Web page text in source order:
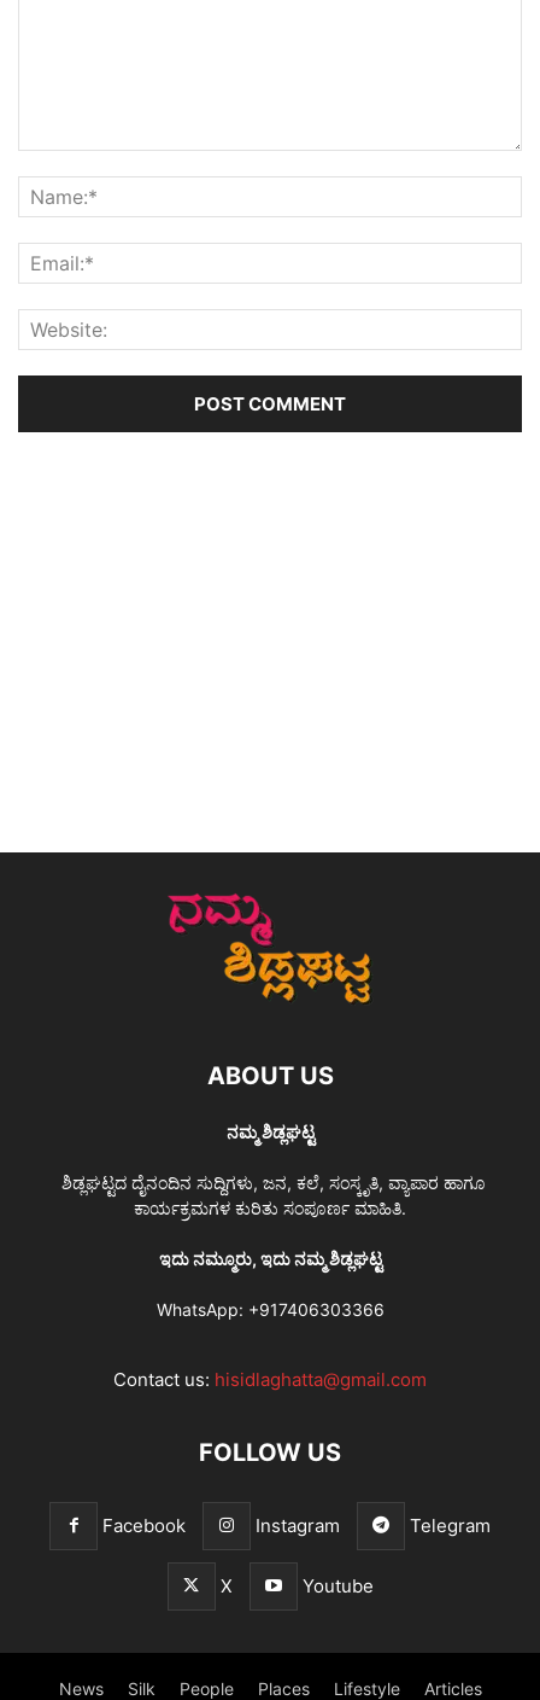
ABOUT US
ನಮ್ಮ ಶಿಡ್ಲಘಟ್ಟ
ಶಿಡ್ಲಘಟ್ಟದ ದೈನಂದಿನ ಸುದ್ದಿಗಳು, ಜನ, ಕಲೆ, ಸಂಸ್ಕೃತಿ, ವ್ಯಾಪಾರ ಹಾಗೂ
ಕಾರ್ಯಕ್ರಮಗಳ ಕುರಿತು ಸಂಪೂರ್ಣ ಮಾಹಿತಿ.
ಇದು ನಮ್ಮೂರು, ಇದು ನಮ್ಮ ಶಿಡ್ಲಘಟ್ಟ
WhatsApp: +917406303366
Contact us: hisidlaghatta@gmail.com
FOLLOW US
Facebook Instagram Telegram
X Youtube
News Silk People Places Lifestyle Articles